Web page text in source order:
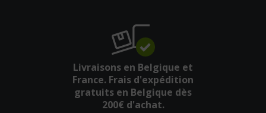
Livraisons en Belgique et
France. Frais d'expédition
gratuits en Belgique dès
200€ d'achat.